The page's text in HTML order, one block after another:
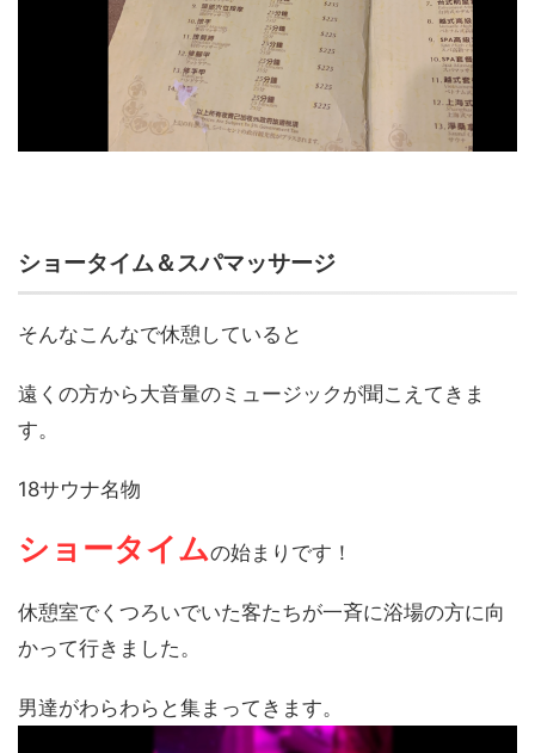
ショータイム＆スパマッサージ
そんなこんなで休憩していると
遠くの方から大音量のミュージックが聞こえてきま
す。
18サウナ名物
ショータイムの始まりです！
休憩室でくつろいでいた客たちが一斉に浴場の方に向
かって行きました。
男達がわらわらと集まってきます。